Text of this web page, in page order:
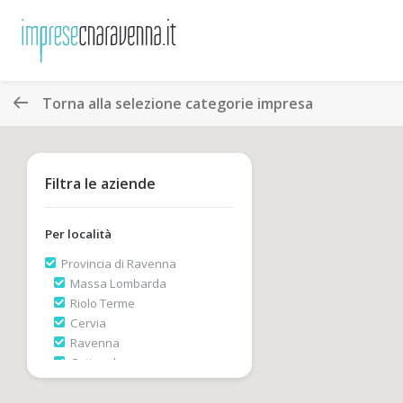
Torna alla selezione categorie impresa
Filtra le aziende
Per località
Provincia di Ravenna
Massa Lombarda
Riolo Terme
Cervia
Ravenna
Cotignola
Faenza